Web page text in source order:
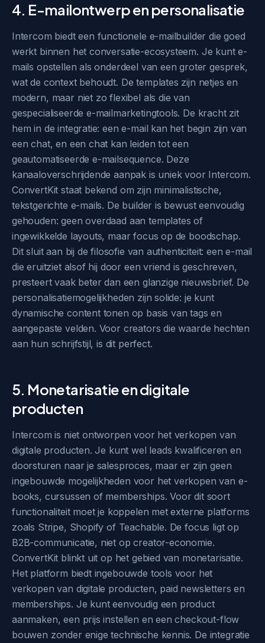
4. E-mailontwerp en personalisatie
Intercom biedt een functionele e-mailbuilder die goed
werkt binnen het conversatie-ecosysteem. Je kunt e-
mails opstellen als onderdeel van een groter gesprek,
wat de context behoudt. De templates zijn netjes en
modern, maar niet zo flexibel als die van
gespecialiseerde e-mailmarketingtools. De kracht zit
hem in de integratie: een e-mail kan het begin zijn van
een chat, en een chat kan leiden tot een
geautomatiseerde e-mailsequence. Deze
kanaaloverschrijdende aanpak is uniek voor Intercom.
ConvertKit staat bekend om zijn minimalistische,
tekstgerichte e-mails. De builder is bewust eenvoudig
gehouden: geen overdaad aan templates of
ingewikkelde layouts, maar focus op de boodschap.
Dit sluit aan bij de filosofie van authenticiteit: een e-mail
die eruitziet alsof hij door een vriend is geschreven,
presteert vaak beter dan een glanzige nieuwsbrief. De
personalisatiemogelijkheden zijn solide: je kunt
dynamische content tonen op basis van tags en
aangepaste velden. Voor creators die waarde hechten
aan hun schrijfstijl, is dit perfect.
5. Monetarisatie en digitale
producten
Intercom is niet ontworpen voor het verkopen van
digitale producten. Je kunt wel leads kwalificeren en
doorsturen naar je salesproces, maar er zijn geen
ingebouwde mogelijkheden voor het verkopen van e-
books, cursussen of memberships. Voor dit soort
functionaliteit moet je koppelen met externe platforms
zoals Stripe, Shopify of Teachable. De focus ligt op
B2B-communicatie, niet op creator-economie.
ConvertKit blinkt uit op het gebied van monetarisatie.
Het platform biedt ingebouwde tools voor het
verkopen van digitale producten, paid newsletters en
memberships. Je kunt eenvoudig een product
aanmaken, een prijs instellen en een checkout-flow
bouwen zonder enige technische kennis. De integratie